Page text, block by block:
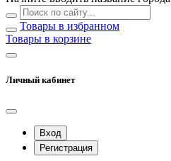
Товары в избранном
Товары в корзине
Личный кабинет
Вход
Регистрация